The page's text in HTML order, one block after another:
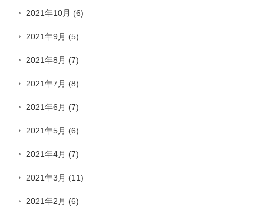
2021年10月 (6)
2021年9月 (5)
2021年8月 (7)
2021年7月 (8)
2021年6月 (7)
2021年5月 (6)
2021年4月 (7)
2021年3月 (11)
2021年2月 (6)